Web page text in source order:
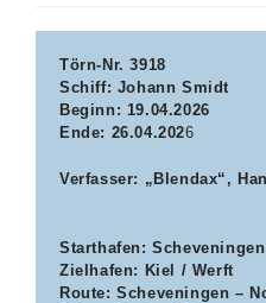
Törn-Nr. 3918
Schiff: Johann Smidt
Beginn: 19.04.2026
Ende: 26.04.2026
Verfasser: „Blendax“,
Starthafen: Scheveningen
Zielhafen: Kiel / Werft
Route: Scheveningen –